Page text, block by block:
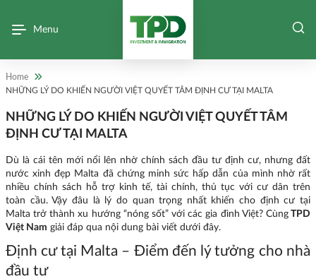
Menu
Home
NHỮNG LÝ DO KHIẾN NGƯỜI VIỆT QUYẾT TÂM ĐỊNH CƯ TẠI MALTA
NHỮNG LÝ DO KHIẾN NGƯỜI VIỆT QUYẾT TÂM
ĐỊNH CƯ TẠI MALTA
Dù là cái tên mới nổi lên nhờ chính sách đầu tư định cư, nhưng đất
nước xinh đẹp Malta đã chứng minh sức hấp dẫn của mình nhờ rất
nhiều chính sách hỗ trợ kinh tế, tài chính, thủ tục với cư dân trên
toàn cầu. Vậy đâu là lý do quan trọng nhất khiến cho định cư tại
Malta trở thành xu hướng “nóng sốt” với các gia đình Việt? CùngTPD
Việt Nam giải đáp qua nội dung bài viết dưới đây.
Định cư tại Malta – Điểm đến lý tưởng cho nhà
đầu tư